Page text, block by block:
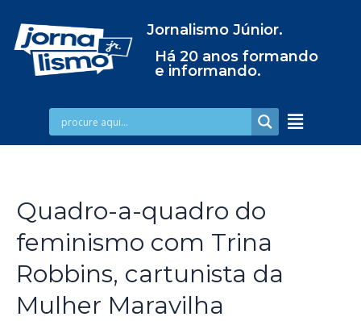
Jornalismo Júnior.
Há 20 anos formando
e informando.
Quadro-a-quadro do
feminismo com Trina
Robbins, cartunista da
Mulher Maravilha